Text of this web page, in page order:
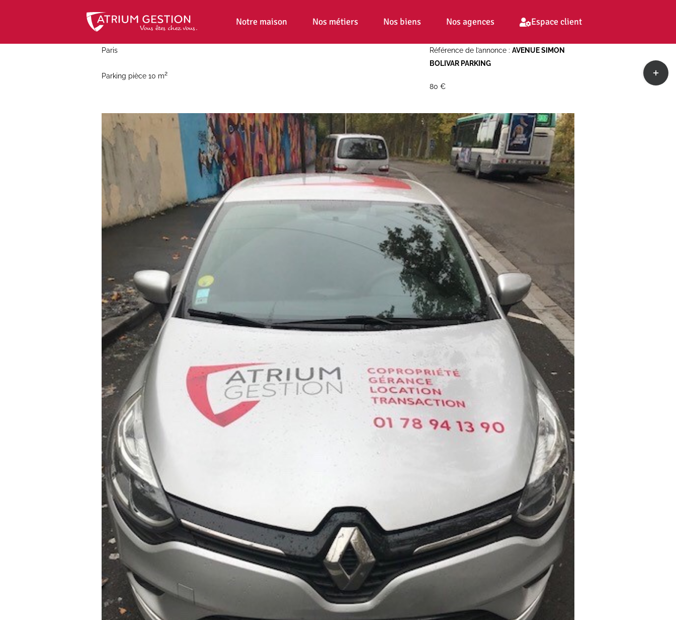
Notre maison Nos métiers Nos biens Nos agences Espace client
Paris
Parking pièce 10 m2
Référence de l’annonce : AVENUE SIMON
BOLIVAR PARKING
80 €
Toggle
Sliding
Bar